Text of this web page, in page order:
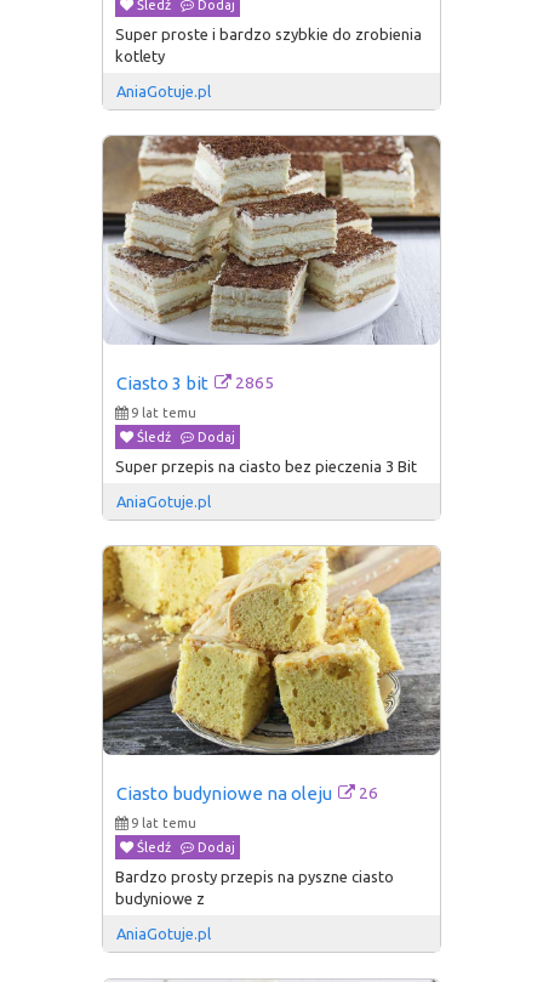
Śledź Dodaj
Super proste i bardzo szybkie do zrobienia
kotlety
AniaGotuje.pl
Ciasto 3 bit 2865
9 lat temu
Śledź
Dodaj
Super przepis na ciasto bez pieczenia 3 Bit
AniaGotuje.pl
Ciasto budyniowe na oleju 26
9 lat temu
Śledź
Dodaj
Bardzo prosty przepis na pyszne ciasto
budyniowe z
AniaGotuje.pl